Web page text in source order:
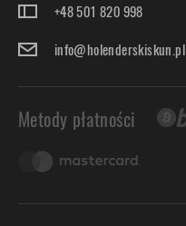
+48 501 820 998
info@holenderskiskun.pl
Metody płatności